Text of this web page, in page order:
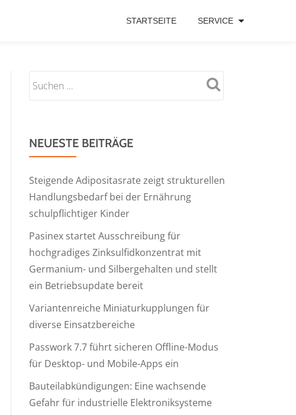
STARTSEITE SERVICE
NEUESTE BEITRÄGE
Steigende Adipositasrate zeigt strukturellen
Handlungsbedarf bei der Ernährung
schulpflichtiger Kinder
Pasinex startet Ausschreibung für
hochgradiges Zinksulfidkonzentrat mit
Germanium- und Silbergehalten und stellt
ein Betriebsupdate bereit
Variantenreiche Miniaturkupplungen für
diverse Einsatzbereiche
Passwork 7.7 führt sicheren Offline-Modus
für Desktop- und Mobile-Apps ein
Bauteilabkündigungen: Eine wachsende
Gefahr für industrielle Elektroniksysteme